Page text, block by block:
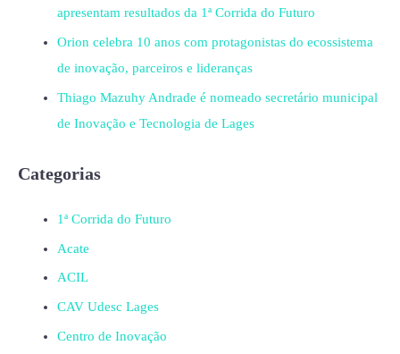
apresentam resultados da 1ª Corrida do Futuro
Orion celebra 10 anos com protagonistas do ecossistema
de inovação, parceiros e lideranças
Thiago Mazuhy Andrade é nomeado secretário municipal
de Inovação e Tecnologia de Lages
Categorias
1ª Corrida do Futuro
Acate
ACIL
CAV Udesc Lages
Centro de Inovação